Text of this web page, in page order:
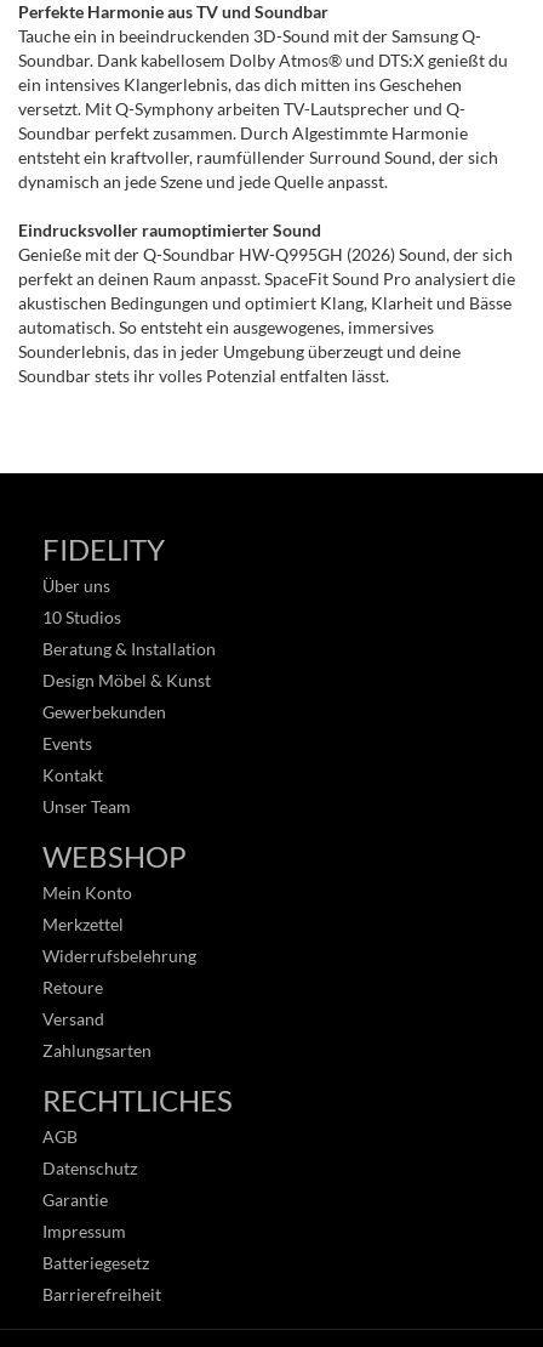
Perfekte Harmonie aus TV und Soundbar
Tauche ein in beeindruckenden 3D-Sound mit der Samsung Q-
Soundbar. Dank kabellosem Dolby Atmos® und DTS:X genießt du
ein intensives Klangerlebnis, das dich mitten ins Geschehen
versetzt. Mit Q-Symphony arbeiten TV-Lautsprecher und Q-
Soundbar perfekt zusammen. Durch AIgestimmte Harmonie
entsteht ein kraftvoller, raumfüllender Surround Sound, der sich
dynamisch an jede Szene und jede Quelle anpasst.
Eindrucksvoller raumoptimierter Sound
Genieße mit der Q-Soundbar HW-Q995GH (2026) Sound, der sich
perfekt an deinen Raum anpasst. SpaceFit Sound Pro analysiert die
akustischen Bedingungen und optimiert Klang, Klarheit und Bässe
automatisch. So entsteht ein ausgewogenes, immersives
Sounderlebnis, das in jeder Umgebung überzeugt und deine
Soundbar stets ihr volles Potenzial entfalten lässt.
FIDELITY
Über uns
10 Studios
Beratung & Installation
Design Möbel & Kunst
Gewerbekunden
Events
Kontakt
Unser Team
WEBSHOP
Mein Konto
Merkzettel
Widerrufsbelehrung
Retoure
Versand
Zahlungsarten
RECHTLICHES
AGB
Datenschutz
Garantie
Impressum
Batteriegesetz
Barrierefreiheit